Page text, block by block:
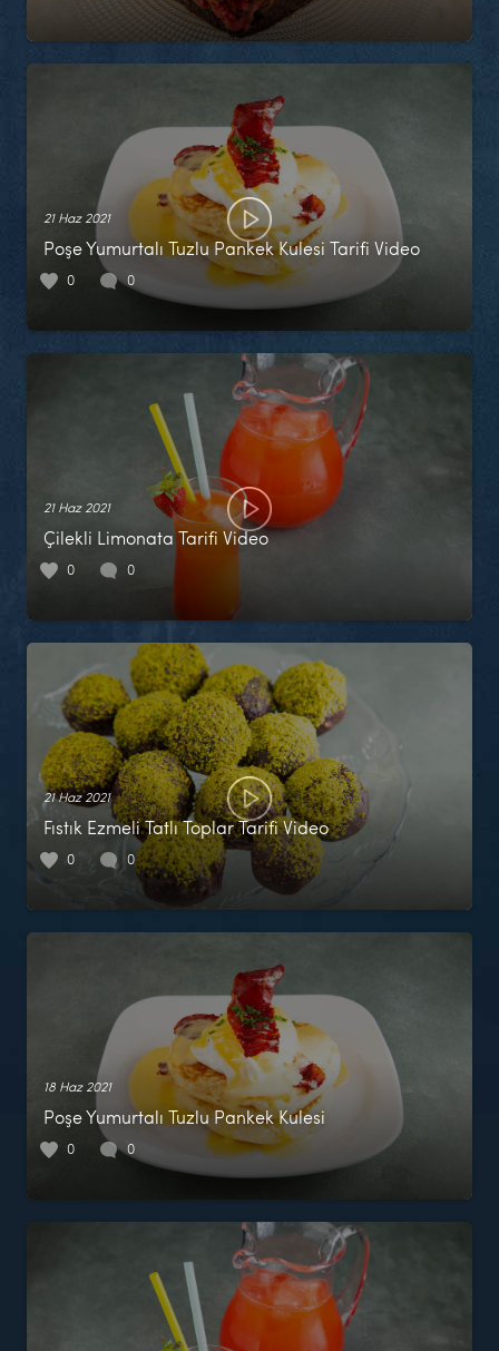
21 Haz 2021
Poşe Yumurtalı Tuzlu Pankek Kulesi Tarifi Video
0 0
21 Haz 2021
Çilekli Limonata Tarifi Video
0 0
21 Haz 2021
Fıstık Ezmeli Tatlı Toplar Tarifi Video
0 0
18 Haz 2021
Poşe Yumurtalı Tuzlu Pankek Kulesi
0 0